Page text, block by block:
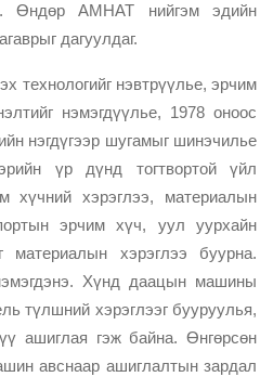
Өндөр АМНАТ нийгэм эдийн
дагуулдаг.
технологийг нэвтрүүлье, эрчим
нэмэгдүүлье, 1978 оноос
нэгдүгээр шугамыг шинэчилье
үр дүнд тогтвортой үйл
хүчний хэрэглээ, материалын
эрчим хүч, уул уурхайн
материалын хэрэглээ буурна.
Хүнд даацын машины
түлшний хэрэглээг бууруулья,
ашиглая гэж байна. Өнгөрсөн
авснаар ашиглалтын зардал